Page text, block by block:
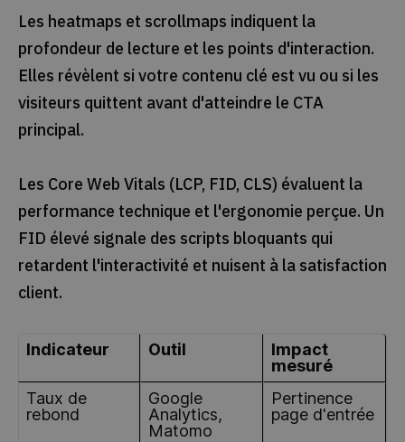
Les heatmaps et scrollmaps indiquent la
profondeur de lecture et les points d'interaction.
Elles révèlent si votre contenu clé est vu ou si les
visiteurs quittent avant d'atteindre le CTA
principal.
Les Core Web Vitals (LCP, FID, CLS) évaluent la
performance technique et l'ergonomie perçue. Un
FID élevé signale des scripts bloquants qui
retardent l'interactivité et nuisent à la satisfaction
client.
Indicateur Outil
Impact
mesuré
Taux de
rebond
Google
Analytics,
Matomo
Pertinence
page d'entrée